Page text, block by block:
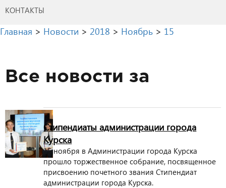
КОНТАКТЫ
Главная > Новости > 2018 > Ноябрь > 15
Все новости за
Стипендиаты администрации города
Курска
15 ноября в Администрации города Курска
прошло торжественное собрание, посвященное
присвоению почетного звания Стипендиат
администрации города Курска.